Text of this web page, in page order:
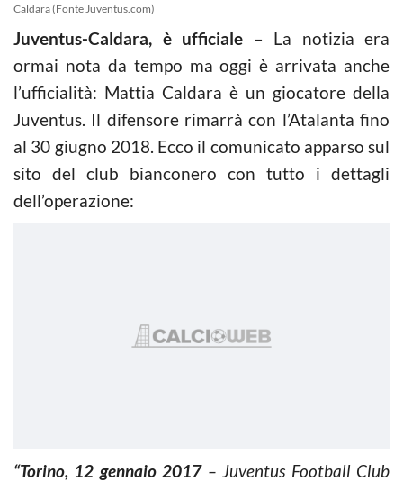
Caldara (Fonte Juventus.com)
Juventus-Caldara, è ufficiale – La notizia era
ormai nota da tempo ma oggi è arrivata anche
l’ufficialità: Mattia Caldara è un giocatore della
Juventus. Il difensore rimarrà con l’Atalanta fino
al 30 giugno 2018. Ecco il comunicato apparso sul
sito del club bianconero con tutto i dettagli
dell’operazione:
“Torino, 12 gennaio 2017– Juventus Football Club